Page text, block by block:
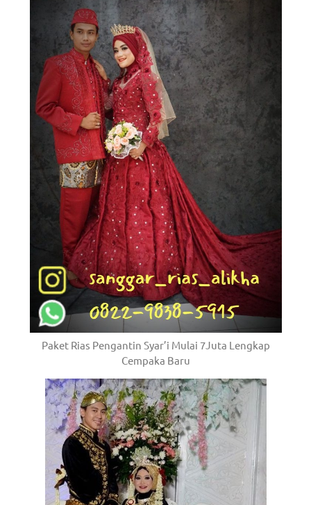
Paket Rias Pengantin Syar’i Mulai 7Juta Lengkap
Cempaka Baru